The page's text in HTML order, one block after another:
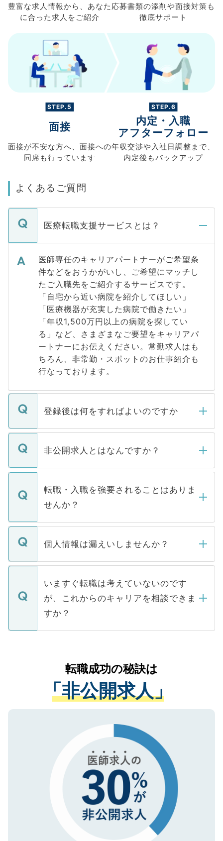
豊富な求人情報から、 あなた
に合った求人を ご紹介
応募書類の添削や面接対策も
徹底サポート
STEP.5
面接
面接が不安な方へ、 面接への
同席も行っています
STEP.6
内定・入職
アフターフォロー
年収交渉や入社日調整まで、
内定後もバックアップ
よくあるご質問
医療転職支援サービスとは？
医師専任のキャリアパートナーがご希望条
件などをおうかがいし、ご希望にマッチし
たご入職先をご紹介するサービスです。
「自宅から近い病院を紹介してほしい」
「医療機器が充実した病院で働きたい」
「年収1,500万円以上の病院を探してい
る」など、さまざまなご要望をキャリアパ
ートナーにお伝えください。常勤求人はも
ちろん、非常勤・スポットのお仕事紹介も
行なっております。
登録後は何をすればよいのですか
ご登録いただきましたら、弊社担当者がご
登録内容を確認し、その後メールもしくは
ます。通常、5営業日以内にはご連絡をせて
いただきますので、しばらくお待ちくださ
非公開求人とはなんですか？
マイナビDOCTORで取り扱っている求人の
うち約3割は、Webサイトからご覧いただ
けない「非公開求人」です。非公開求人は
下記の理由によって、一般には公開してい
ません。
■応募殺到を避けるため 人気のある医療機
関を公にしてしまうと、応募が殺到する場
に、医療機関が求める条件に合った人材の
みを人材紹介会社に依頼するケースが増え
ています。
転職・入職を強要されることはありま
せんか？
転職・入職を強要することは一切ありませ
ん。また、仮に応募先から内定をいただい
定を承諾する必要はありません。内定先へ
の辞退の連絡はキャリアパートナーが行い
個人情報は漏えいしませんか？
個人情報が漏えいすることはありませんの
で、ご安心ください。当サイトからの登録
などで収集したご登録者様の個人情報は、
ご本人のキャリアアップおよび転職活動の
支援を目的に使用いたします。お預かりし
ているすべての個人データはご本人の許可
は、個人情報の取り扱いについての厳密な
管理基準を満たした事業者のみに付与され
る、プライバシーマークを取得済みです。
で、機密保持に関してもご安心ください。
いますぐ転職は考えていないのです
が、これからのキャリアを相談できま
すか？
かがいして、現在の医療機関の状況や紹介
経験をまじえながら、適切なアドバイスを
させていただきます。すぐにご転職をされ
ない方には、長期的なサポートが可能です
ので、まずはご登録ください。
転職成功の秘訣は
「非公開求人」